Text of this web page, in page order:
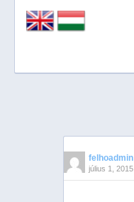
felhoadmin
július 1, 2015